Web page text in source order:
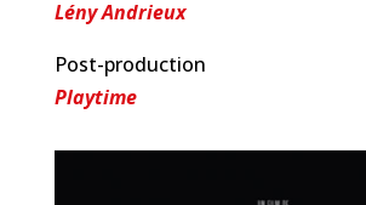
Lény Andrieux
Post-production
Playtime